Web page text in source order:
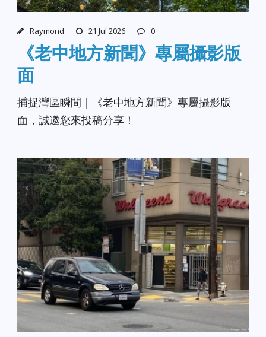
Raymond 21 Jul 2026 0
《老中地方新聞》專屬攝影版
面
捕捉灣區瞬間｜《老中地方新聞》專屬攝影版
面，誠邀您來投稿分享！